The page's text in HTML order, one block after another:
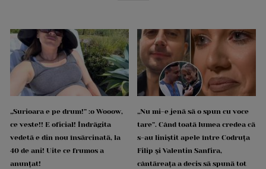
„Surioara e pe drum!” :o Wooow,
ce veste!! E oficial! Îndrăgita
vedetă e din nou însărcinată, la
40 de ani! Uite ce frumos a
anunțat!
„Nu mi-e jenă să o spun cu voce
tare”. Când toată lumea credea că
s-au liniștit apele între Codruța
Filip și Valentin Sanfira,
cântăreața a decis să spună tot